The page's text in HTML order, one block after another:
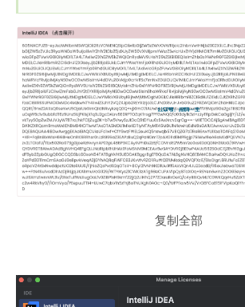
复制全部